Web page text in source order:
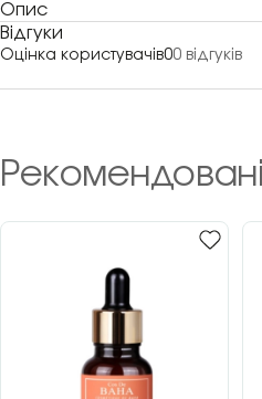
Опис
Відгуки
Оцінка користувачів00 відгуків